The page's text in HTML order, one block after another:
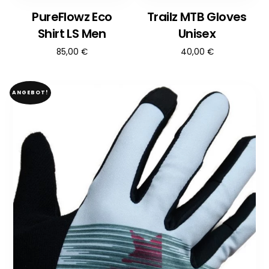
PureFlowz Eco
Shirt LS Men
85,00 €
Trailz MTB Gloves
Unisex
40,00 €
ANGEBOT!